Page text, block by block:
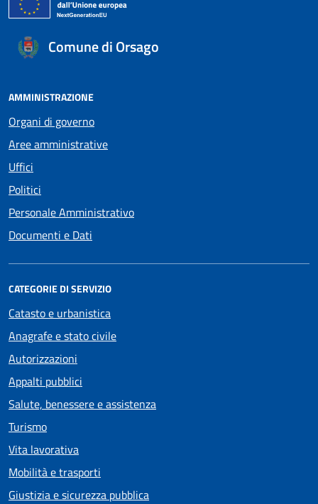
Comune di Orsago
AMMINISTRAZIONE
Organi di governo
Aree amministrative
Uffici
Politici
Personale Amministrativo
Documenti e Dati
CATEGORIE DI SERVIZIO
Catasto e urbanistica
Anagrafe e stato civile
Autorizzazioni
Appalti pubblici
Salute, benessere e assistenza
Turismo
Vita lavorativa
Mobilità e trasporti
Giustizia e sicurezza pubblica